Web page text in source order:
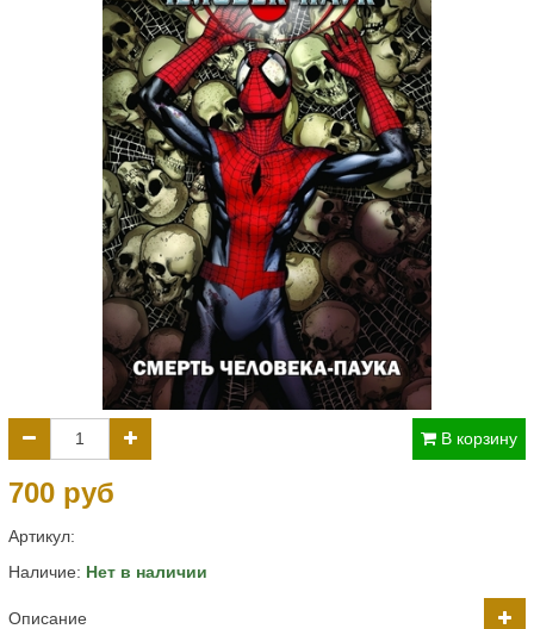
В корзину
700 руб
Артикул:
Наличие: Нет в наличии
Описание